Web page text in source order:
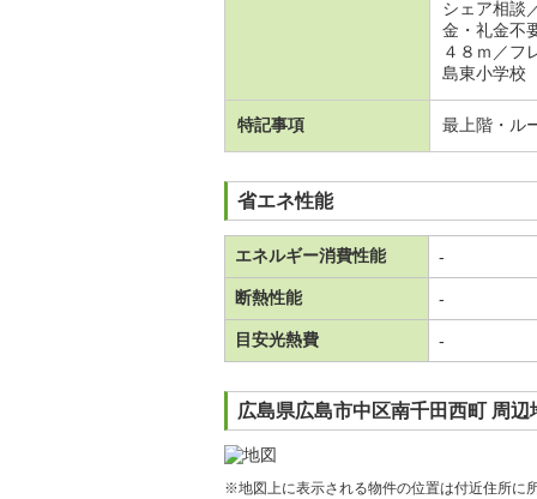
シェア相談
金・礼金不
４８ｍ／フ
島東小学校
特記事項 最上階・ル
省エネ性能
エネルギー消費性能 -
断熱性能 -
目安光熱費 -
広島県広島市中区南千田西町 周辺
※地図上に表示される物件の位置は付近住所に